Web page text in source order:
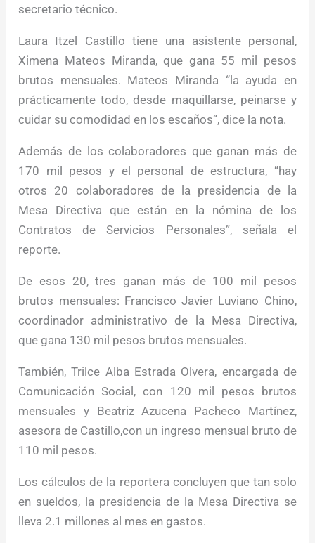
secretario técnico.
Laura Itzel Castillo tiene una asistente personal,
Ximena Mateos Miranda, que gana 55 mil pesos
brutos mensuales. Mateos Miranda “la ayuda en
prácticamente todo, desde maquillarse, peinarse y
cuidar su comodidad en los escaños”, dice la nota.
Además de los colaboradores que ganan más de
170 mil pesos y el personal de estructura, “hay
otros 20 colaboradores de la presidencia de la
Mesa Directiva que están en la nómina de los
Contratos de Servicios Personales”, señala el
reporte.
De esos 20, tres ganan más de 100 mil pesos
brutos mensuales: Francisco Javier Luviano Chino,
coordinador administrativo de la Mesa Directiva,
que gana 130 mil pesos brutos mensuales.
También, Trilce Alba Estrada Olvera, encargada de
Comunicación Social, con 120 mil pesos brutos
mensuales y Beatriz Azucena Pacheco Martínez,
asesora de Castillo,con un ingreso mensual bruto de
110 mil pesos.
Los cálculos de la reportera concluyen que tan solo
en sueldos, la presidencia de la Mesa Directiva se
lleva 2.1 millones al mes en gastos.